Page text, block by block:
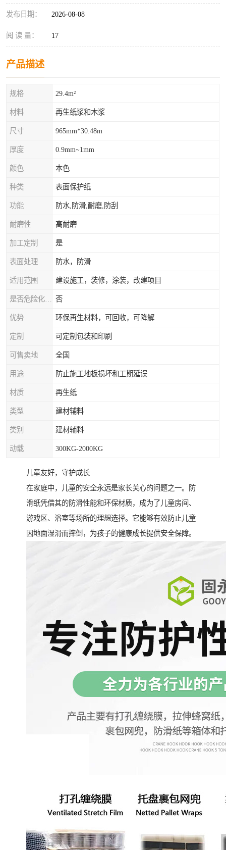
发布日期： 2026-08-08
阅 读 量： 17
产品描述
规格 29.4m²
材料 再生纸浆和木浆
尺寸 965mm*30.48m
厚度 0.9mm~1mm
颜色 本色
种类 表面保护纸
功能 防水,防滑,耐磨,防刮
耐磨性 高耐磨
加工定制 是
表面处理 防水，防滑
适用范围 建设施工，装修，涂装，改建项目
否
优势 环保再生材料，可回收，可降解
定制 可定制包装和印刷
可售卖地 全国
用途 防止施工地板损坏和工期延误
材质 再生纸
类型 建材辅料
类别 建材辅料
动载 300KG-2000KG
儿童友好，守护成长
在家庭中，儿童的安全永远是家长关心的问题之一。防
滑纸凭借其的防滑性能和环保材质，成为了儿童房间、
游戏区、浴室等场所的理想选择。它能够有效防止儿童
因地面湿滑而摔倒，为孩子的健康成长提供安全保障。